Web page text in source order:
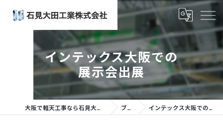
インテックス大阪での
展示会出展
大阪で軽天工事なら石見大田工業株式会社 ブログ インテックス大阪での展示会出展